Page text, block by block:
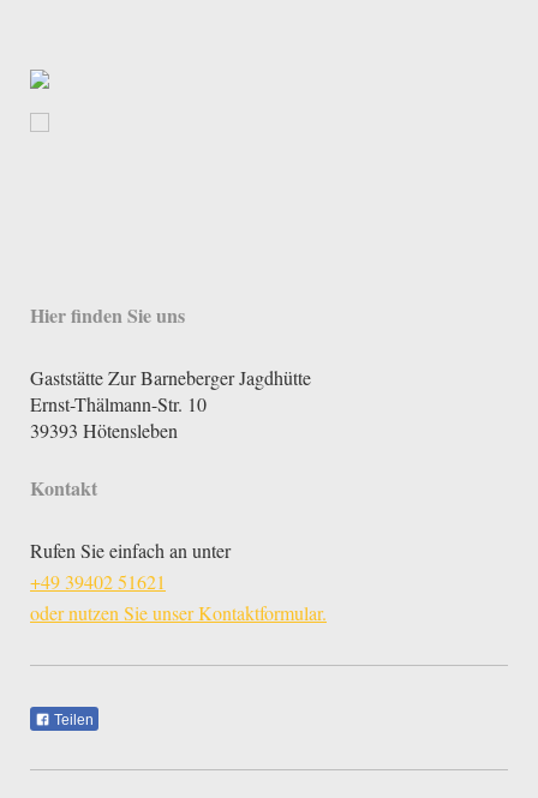
Hier finden Sie uns
Gaststätte Zur Barneberger Jagdhütte
Ernst-Thälmann-Str. 10
39393 Hötensleben
Kontakt
Rufen Sie einfach an unter
+49 39402 51621
oder nutzen Sie unser Kontaktformular.
Teilen